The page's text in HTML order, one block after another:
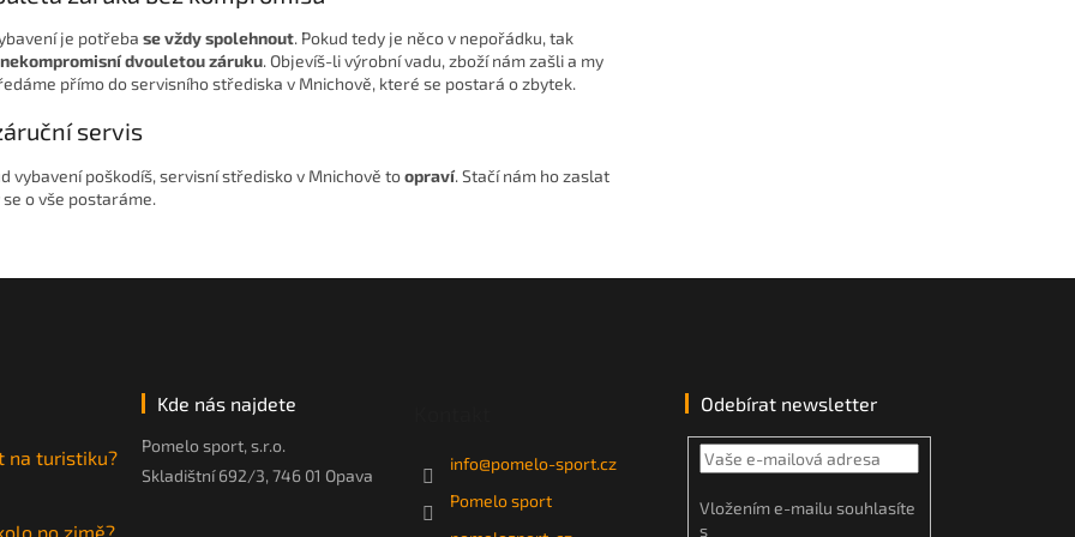
je potřeba se vždy spolehnout. Pokud tedy je něco v nepořádku, tak
nekompromisní dvouletou záruku. Objevíš-li výrobní vadu, zboží nám zašli a my
přímo do servisního střediska v Mnichově, které se postará o zbytek.
servis
vybavení poškodíš, servisní středisko v Mnichově toopraví. Stačí nám ho zaslat
se o vše postaráme.
na turistiku?
po zimě?
Kde nás najdete
Pomelo sport, s.r.o.
Skladištní 692/3, 746 01 Opava
info@pomelo-sport.cz
Pomelo sport
Odebírat newsletter
Vložením e-mailu souhlasíte
s